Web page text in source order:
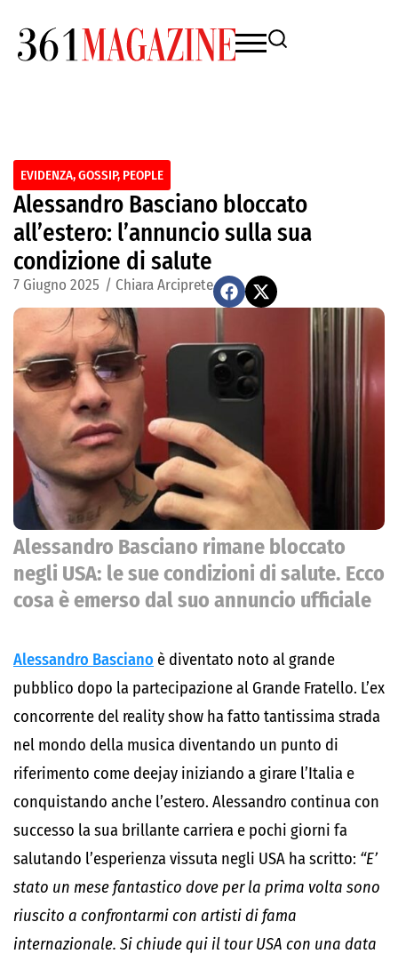
EVIDENZA,GOSSIP, PEOPLE
Alessandro Basciano bloccato
all’estero: l’annuncio sulla sua
condizione di salute
7 Giugno 2025 / Chiara Arciprete
Alessandro Basciano rimane bloccato
negli USA: le sue condizioni di salute. Ecco
cosa è emerso dal suo annuncio ufficiale
Alessandro Basciano è diventato noto al grande
pubblico dopo la partecipazione al Grande Fratello. L’ex
concorrente del reality show ha fatto tantissima strada
nel mondo della musica diventando un punto di
riferimento come deejay iniziando a girare l’Italia e
conquistando anche l’estero. Alessandro continua con
successo la sua brillante carriera e pochi giorni fa
salutando l’esperienza vissuta negli USA ha scritto: “E’
stato un mese fantastico dove per la prima volta sono
riuscito a confrontarmi con artisti di fama
internazionale. Si chiude qui il tour USA con una data